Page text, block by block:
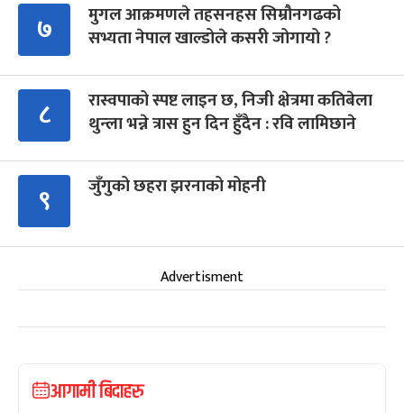
७
मुगल आक्रमणले तहसनहस सिम्रौनगढको
सभ्यता नेपाल खाल्डोले कसरी जोगायो ?
८
रास्वपाको स्पष्ट लाइन छ, निजी क्षेत्रमा कतिबेला
थुन्ला भन्ने त्रास हुन दिन हुँदैन : रवि लामिछाने
९ जुँगुको छहरा झरनाको मोहनी
Advertisment
आगामी बिदाहरु